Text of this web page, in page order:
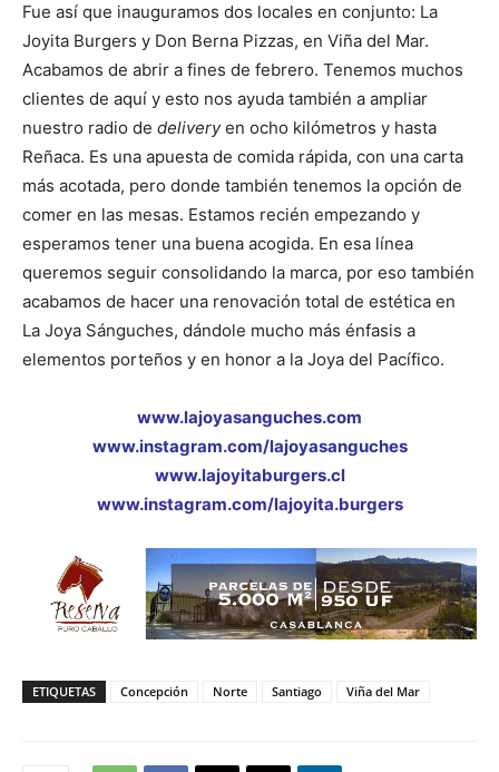
Fue así que inauguramos dos locales en conjunto: La
Joyita Burgers y Don Berna Pizzas, en Viña del Mar.
Acabamos de abrir a fines de febrero. Tenemos muchos
clientes de aquí y esto nos ayuda también a ampliar
nuestro radio de deliveryen ocho kilómetros y hasta
Reñaca. Es una apuesta de comida rápida, con una carta
más acotada, pero donde también tenemos la opción de
comer en las mesas. Estamos recién empezando y
esperamos tener una buena acogida. En esa línea
queremos seguir consolidando la marca, por eso también
acabamos de hacer una renovación total de estética en
La Joya Sánguches, dándole mucho más énfasis a
elementos porteños y en honor a la Joya del Pacífico.
www.lajoyasanguches.com
www.instagram.com/lajoyasanguches
www.lajoyitaburgers.cl
www.instagram.com/lajoyita.burgers
ETIQUETAS Concepción Norte Santiago Viña del Mar